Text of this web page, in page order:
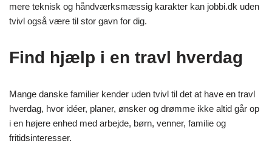
mere teknisk og håndværksmæssig karakter kan jobbi.dk uden
tvivl også være til stor gavn for dig.
Find hjælp i en travl hverdag
Mange danske familier kender uden tvivl til det at have en travl
hverdag, hvor idéer, planer, ønsker og drømme ikke altid går op
i en højere enhed med arbejde, børn, venner, familie og
fritidsinteresser.